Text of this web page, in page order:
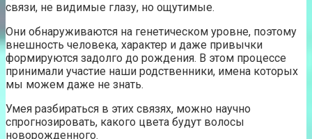
связи, не видимые глазу, но ощутимые.
Они обнаруживаются на генетическом уровне, поэтому
внешность человека, характер и даже привычки
формируются задолго до рождения. В этом процессе
принимали участие наши родственники, имена которых
мы можем даже не знать.
Умея разбираться в этих связях, можно научно
спрогнозировать, какого цвета будут волосы
новорожденного.